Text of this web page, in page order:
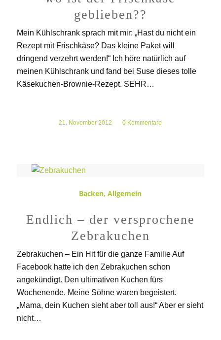
geblieben??
Mein Kühlschrank sprach mit mir: „Hast du nicht ein
Rezept mit Frischkäse? Das kleine Paket will
dringend verzehrt werden!“ Ich höre natürlich auf
meinen Kühlschrank und fand bei Suse dieses tolle
Käsekuchen-Brownie-Rezept. SEHR…
21. November 2012
/ 0 Kommentare
Backen,Allgemein
Endlich – der versprochene
Zebrakuchen
Zebrakuchen – Ein Hit für die ganze Familie Auf
Facebook hatte ich den Zebrakuchen schon
angekündigt. Den ultimativen Kuchen fürs
Wochenende. Meine Söhne waren begeistert.
„Mama, dein Kuchen sieht aber toll aus!“ Aber er sieht
nicht…